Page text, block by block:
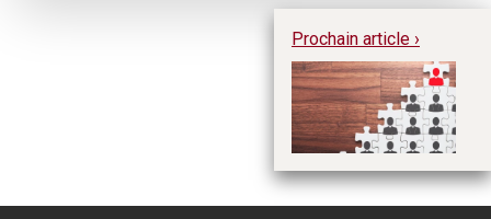
Prochain article ›